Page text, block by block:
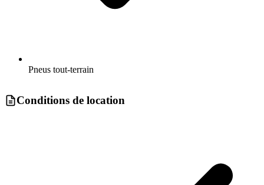
Pneus tout-terrain
Conditions de location